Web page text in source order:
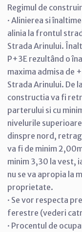
Regimul de
· Alinierea si
alinia la frontul
Strada Arinului.
P+3E rezultând o
maxima admisa de
Strada Arinului. De
constructia va fi
parterului si cu
nivelurile
dinspre nord,
va fi de minim
minim 3,30 la vest,
nu se va apropia la
proprietate.
· Se vor respecta
ferestre (vederi
· Procentul de